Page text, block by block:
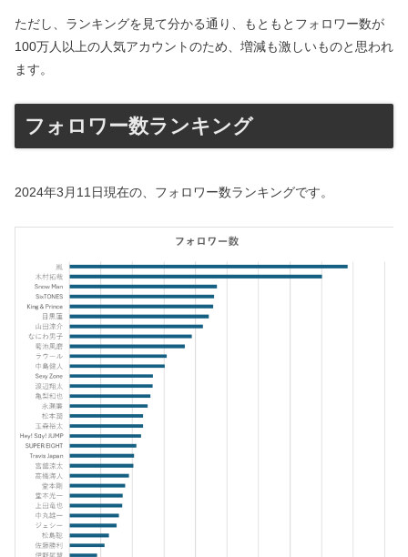
ただし、ランキングを見て分かる通り、もともとフォロワー数が
100万人以上の人気アカウントのため、増減も激しいものと思われ
ます。
フォロワー数ランキング
2024年3月11日現在の、フォロワー数ランキングです。